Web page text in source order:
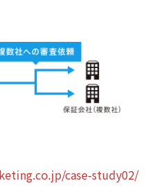
case-study02/